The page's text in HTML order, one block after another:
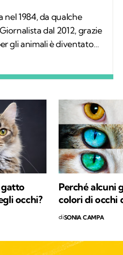
nel 1984, da qualche
dal 2012, grazie
gli animali è diventato
provo a fare la
viaggio e una
ciò che mi circonda.
gatto
occhi?
Perché alcuni
colori di occhi
diSONIA CAMPA